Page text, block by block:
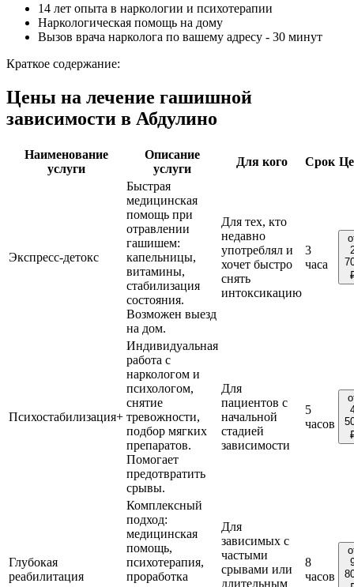
14 лет опыта в наркологии и психотерапии
Наркологическая помощь на дому
Вызов врача нарколога по вашему адресу - 30 минут
Краткое содержание:
Цены на лечение гашишной
зависимости в Абдулино
Наименование
услуги
Описание
услуги
Для кого Срок
Экспресс-детокс
Быстрая
медицинская
помощь при
отравлении
гашишем:
капельницы,
витамины,
стабилизация
состояния.
Возможен выезд
на дом.
Для тех, кто
недавно
употреблял и
хочет быстро
снять
интоксикацию
3
часа
Психостабилизация+
Индивидуальная
работа с
наркологом и
психологом,
снятие
тревожности,
подбор мягких
препаратов.
Помогает
предотвратить
срывы.
Для
пациентов с
начальной
стадией
зависимости
5
часов
Глубокая
реабилитация
Комплексный
подход:
медицинская
помощь,
психотерапия,
проработка
Для
зависимых с
частыми
срывами или
длительным
8
часов